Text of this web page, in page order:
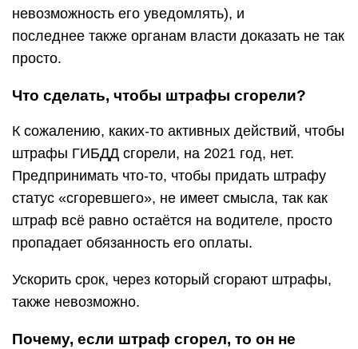
невозможность его уведомлять), и
последнее также органам власти доказать не так
просто.
Что сделать, чтобы штрафы сгорели?
К сожалению, каких-то активных действий, чтобы
штрафы ГИБДД сгорели, на 2021 год, нет.
Предпринимать что-то, чтобы придать штрафу
статус «сгоревшего», не имеет смысла, так как
штраф всё равно остаётся на водителе, просто
пропадает обязанность его оплаты.
Ускорить срок, через который сгорают штрафы,
также невозможно.
Почему, если штраф сгорел, то он не